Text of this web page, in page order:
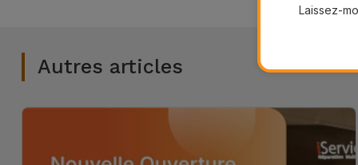
Autres articles
Laissez-